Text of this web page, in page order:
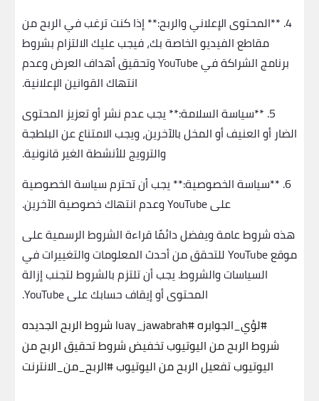
4. **المحتوى الإعلاني والربح:** إذا كنت ترغب في الربح من
مقاطع الفيديو الخاصة بك، فيجب عليك الالتزام بشروط
برنامج الشراكة في YouTube وتحقيق أهداف العرض وعدم
انتهاك القوانين الإعلانية.
5. **سياسة السلامة:** يجب عدم نشر أو تعزيز المحتوى
الضار أو العنيف أو المخل بالآخرين، ويجب الامتناع عن البلطجة
والترويج للأنشطة الغير قانونية.
6. **سياسة الخصوصية:** يجب أن تحترم سياسة الخصوصية
على YouTube وعدم انتهاك خصوصية الآخرين.
هذه شروط عامة ويفضل دائمًا قراءة الشروط الرسمية على
موقع YouTube للتحقق من أحدث المعلومات والتغييرات في
السياسات والشروط. يجب أن تلتزم بالشروط لتجنب إزالة
المحتوى أو إيقاف حسابك على YouTube.
#لؤي_الجوابره#luay_jawabrah
شروط الربح الجديده
شروط الربح من اليوتيوب تخفيض شروط تحقيق الربح من
اليوتيوب تفعيل الربح من اليوتيوب#الربح_من_الانترنت